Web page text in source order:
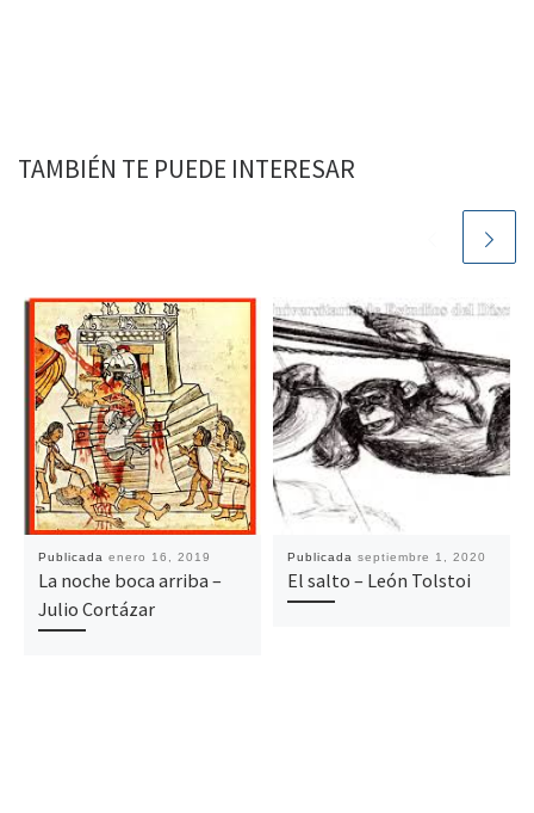
TAMBIÉN TE PUEDE INTERESAR
Publicada enero 16, 2019
La noche boca arriba –
Julio Cortázar
Publicada septiembre 1, 2020
El salto – León Tolstoi